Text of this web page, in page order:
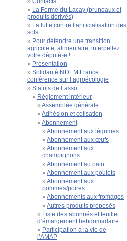
La Ferme du Lacay (pruneaux et
produits dérivés)
La lutte contre l’artificialisation des
sols
Pour défendre une transition
agricole et alimentaire, interpellez
votre député·e !
Présentation
Solidarité NDEM France :
conférence sur l’agroécologie
Statuts de l’asso
Règlement intérieur
Assemblée générale
Adhésion et cotisation
Abonnement
Abonnement aux légumes
Abonnement aux œufs
Abonnement aux
champignons
Abonnement au pain
Abonnement aux poulets
Abonnement aux
pommes/poires
Abonnements aux fromages
Autres produits proposés
Liste des abonnés et feuille
d’émargement hebdomadaire
Participation à la vie de
l’AMAP